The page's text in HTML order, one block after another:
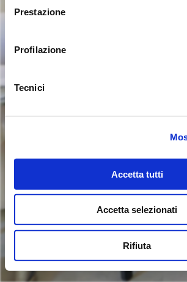
Prestazione
Profilazione
Tecnici
Accetta tutti
Accetta selezionati
Rifiuta